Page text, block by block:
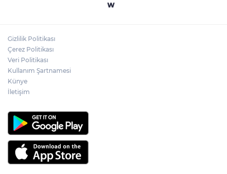
Gaziantep'in CODA&COBA'sında
Gizlilik Politikası
Çerez Politikası
Veri Politikası
Kullanım Şartnamesi
Künye
İletişim